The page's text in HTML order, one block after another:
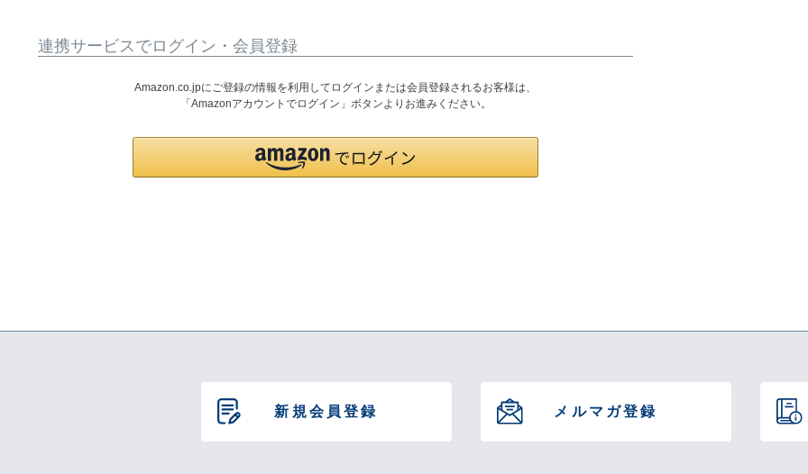
連携サービスでログイン・会員登録
Amazon.co.jpにご登録の情報を利用してログインまたは会員登録されるお客様は、
「Amazonアカウントでログイン」ボタンよりお進みください。
新規会員登録 メルマガ登録